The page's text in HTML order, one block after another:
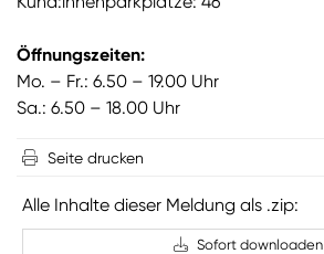
Öffnungszeiten:
Mo. – Fr.: 6.50 – 19.00 Uhr
Sa.: 6.50 – 18.00 Uhr
Seite drucken
Alle Inhalte dieser Meldung als .zip:
Sofort downloaden